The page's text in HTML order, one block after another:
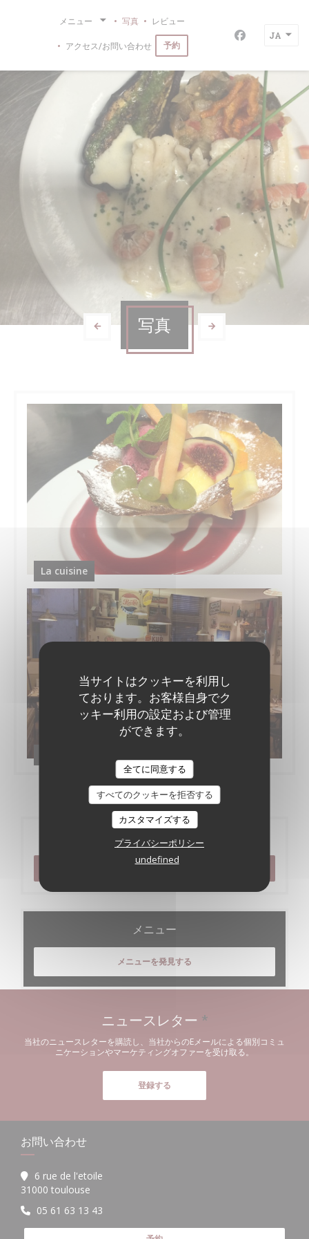
当サイトはクッキーを利用し
ております。お客様自身でク
ッキー利用の設定および管理
ができます。
全てに同意する
すべてのクッキーを拒否する
カスタマイズする
プライバシーポリシー
undefined
メニュー 写真 レビュー
アクセス/お問い合わせ 予約 Facebook ((
JA
写真
La cuisine
ご予約
予約
メニュー
メニューを発見する
ニュースレター *
当社のニュースレターを購読し、当社からのEメールによる個別コミュ
ニケーションやマーケティングオファーを受け取る。
登録する
お問い合わせ
6 rue de l'etoile
31000 toulouse
05 61 63 13 43